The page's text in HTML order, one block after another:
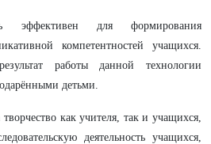
эффективен для формирования
компетентностей учащихся.
работы данной технологии
детьми.
как учителя, так и учащихся,
деятельность учащихся,